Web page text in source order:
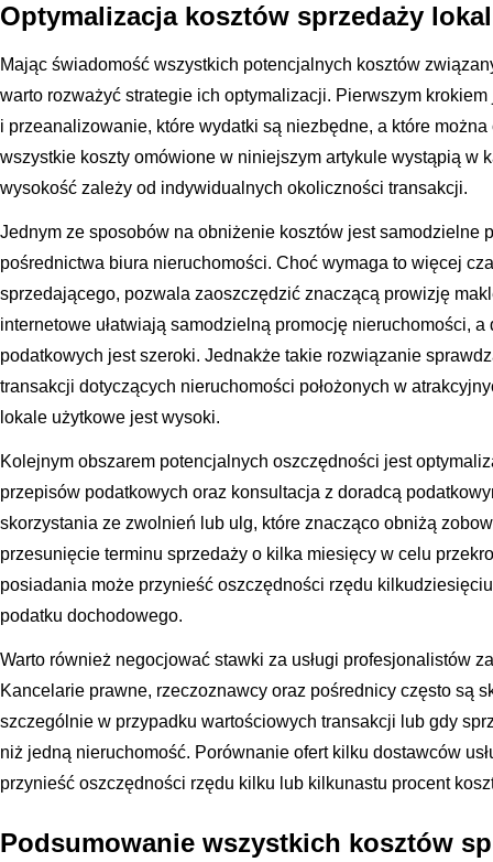
Optymalizacja kosztów sprzedaży
Mając świadomość wszystkich potencjalnych kosztów
warto rozważyć strategie ich optymalizacji. Pierwszym
i przeanalizowanie, które wydatki są niezbędne, a które
wszystkie koszty omówione w niniejszym artykule wystąpią w
wysokość zależy od indywidualnych okoliczności transakcji.
Jednym ze sposobów na obniżenie kosztów jest samodzielne
pośrednictwa biura nieruchomości. Choć wymaga to więcej
sprzedającego, pozwala zaoszczędzić znaczącą prowizję
internetowe ułatwiają samodzielną promocję nieruchomości,
podatkowych jest szeroki. Jednakże takie rozwiązanie
transakcji dotyczących nieruchomości położonych w
lokale użytkowe jest wysoki.
Kolejnym obszarem potencjalnych oszczędności jest
przepisów podatkowych oraz konsultacja z doradcą
skorzystania ze zwolnień lub ulg, które znacząco obniżą
przesunięcie terminu sprzedaży o kilka miesięcy w celu
posiadania może przynieść oszczędności rzędu
podatku dochodowego.
Warto również negocjować stawki za usługi profesjonalistów
Kancelarie prawne, rzeczoznawcy oraz pośrednicy często są
szczególnie w przypadku wartościowych transakcji lub gdy
niż jedną nieruchomość. Porównanie ofert kilku dostawców
przynieść oszczędności rzędu kilku lub kilkunastu procent
Podsumowanie wszystkich kosztów